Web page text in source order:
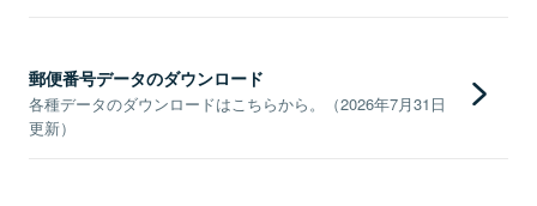
郵便番号データのダウンロード
各種データのダウンロードはこちらから。（2026年7月31日
更新）